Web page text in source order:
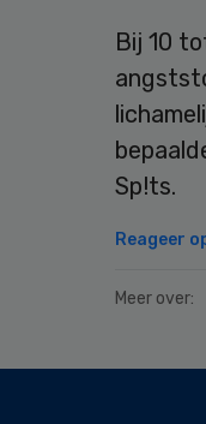
Bij 10
Sp!ts.
Reageer
Meer over: